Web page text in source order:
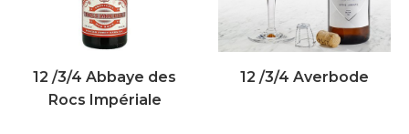
12 /3/4 Abbaye des
Rocs Impériale
12 /3/4 Averbode